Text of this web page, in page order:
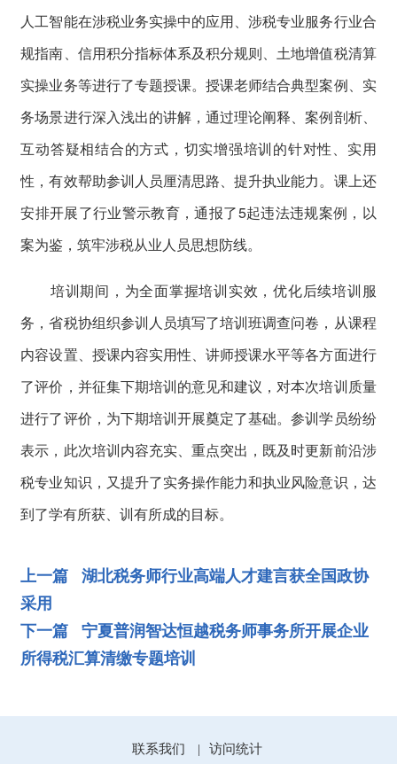
人工智能在涉税业务实操中的应用、涉税专业服务行业合
规指南、信用积分指标体系及积分规则、土地增值税清算
实操业务等进行了专题授课。授课老师结合典型案例、实
务场景进行深入浅出的讲解，通过理论阐释、案例剖析、
互动答疑相结合的方式，切实增强培训的针对性、实用
性，有效帮助参训人员厘清思路、提升执业能力。课上还
安排开展了行业警示教育，通报了5起违法违规案例，以
案为鉴，筑牢涉税从业人员思想防线。
培训期间，为全面掌握培训实效，优化后续培训服
务，省税协组织参训人员填写了培训班调查问卷，从课程
内容设置、授课内容实用性、讲师授课水平等各方面进行
了评价，并征集下期培训的意见和建议，对本次培训质量
进行了评价，为下期培训开展奠定了基础。参训学员纷纷
表示，此次培训内容充实、重点突出，既及时更新前沿涉
税专业知识，又提升了实务操作能力和执业风险意识，达
到了学有所获、训有所成的目标。
上一篇 湖北税务师行业高端人才建言获全国政协
采用
下一篇 宁夏普润智达恒越税务师事务所开展企业
所得税汇算清缴专题培训
联系我们 | 访问统计